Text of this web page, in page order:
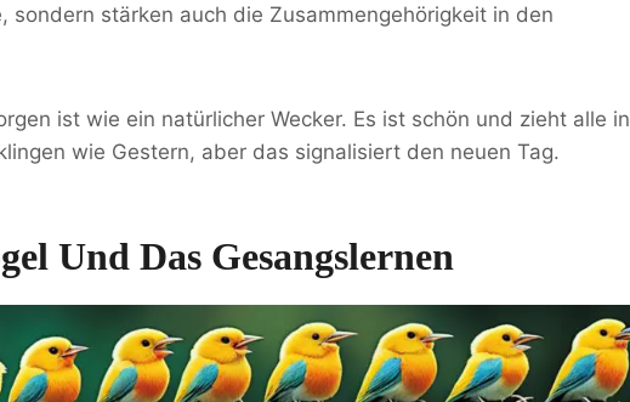
sondern stärken auch die Zusammengehörigkeit in den
ist wie ein natürlicher Wecker. Es ist schön und zieht alle in
wie Gestern, aber das signalisiert den neuen Tag.
Und Das Gesangslernen